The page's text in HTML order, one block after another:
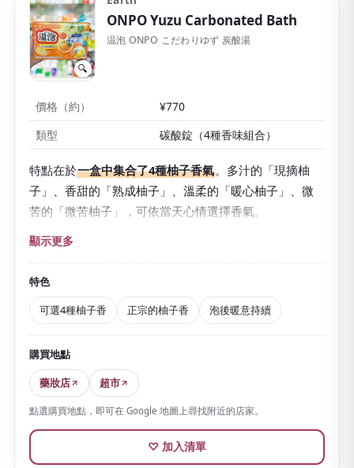
🔍
ONPO Yuzu Carbonated Bath
温泡 ONPO こだわりゆず 炭酸湯
價格（約）
¥770
類型
碳酸錠（4種香味組合）
特點在於一盒中集合了4種柚子香氣。多汁的「現摘柚
子」、香甜的「熟成柚子」、溫柔的「暖心柚子」、微
苦的「微苦柚子」，可依當天心情選擇香氣。
香料採用
正宗的柚子香。碳酸氣與溫泉成分提升溫浴效果，讓身
體由內而外暖起來，作為對疲勞、肩膀僵硬、怕冷等有
幫助的醫藥部外品，泡後暖意也會持續。
還添加了葛根與生薑來源的保濕成分。每片獨立包裝、
輕巧不占空間
品或小伴手禮。
在藥妝店就能實惠買到，也令人欣喜。
顯示更多
特色
可選4種柚子香
正宗的柚子香 泡後暖意持續
購買地點
藥妝店
超市
點選購買地點，即可在 Google 地圖上尋找附近的店家。
♡ 加入清單